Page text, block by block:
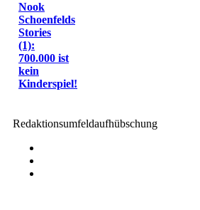
Nook
Schoenfelds
Stories
(1):
700.000 ist
kein
Kinderspiel!
Redaktionsumfeldaufhübschung